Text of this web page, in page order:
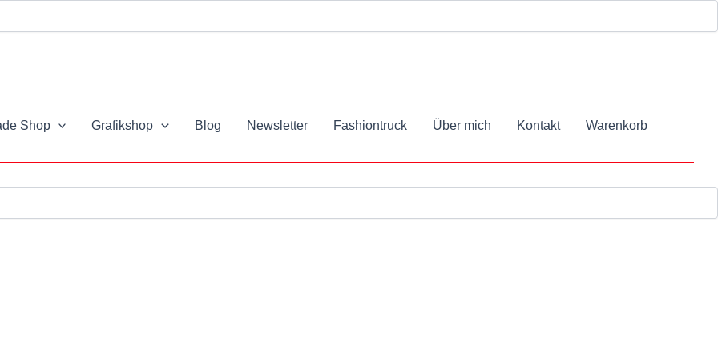
Shop Grafikshop Blog Newsletter Fashiontruck Über mich Kontakt Warenkorb